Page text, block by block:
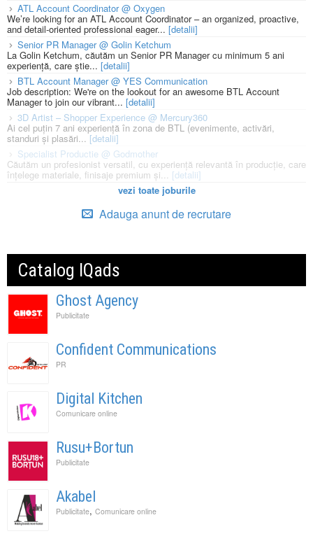
ATL Account Coordinator @ Oxygen
We’re looking for an ATL Account Coordinator – an organized, proactive,
and detail-oriented professional eager... [detalii]
Senior PR Manager @ Golin Ketchum
La Golin Ketchum, căutăm un Senior PR Manager cu minimum 5 ani
experiență, care știe... [detalii]
BTL Account Manager @ YES Communication
Job description: We're on the lookout for an awesome BTL Account
Manager to join our vibrant... [detalii]
3D Artist – Shopper Experience @ Mercury360
Ai cel puțin 7 ani experiență în zona de BTL (evenimente, activări,
standuri și plasări...[detalii]
Specialist Productie @ Godmother
Căutăm un profesionist versatil, cu experiență relevantă în producție, care
înțelege materiale, finisaje premium și... [detalii]
vezi toate joburile
Adauga anunt de recrutare
Catalog IQads
Ghost Agency
Publicitate
Confident Communications
PR
Digital Kitchen
Comunicare online
Rusu+Bortun
Publicitate
Akabel
Publicitate, Comunicare online